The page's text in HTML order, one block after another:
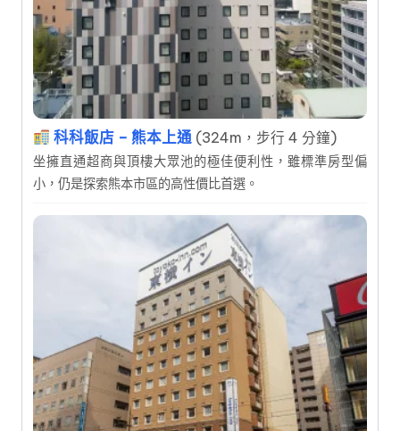
科科飯店 – 熊本上通 (324m，步行 4 分鐘)
坐擁直通超商與頂樓大眾池的極佳便利性，雖標準房型偏
小，仍是探索熊本市區的高性價比首選。